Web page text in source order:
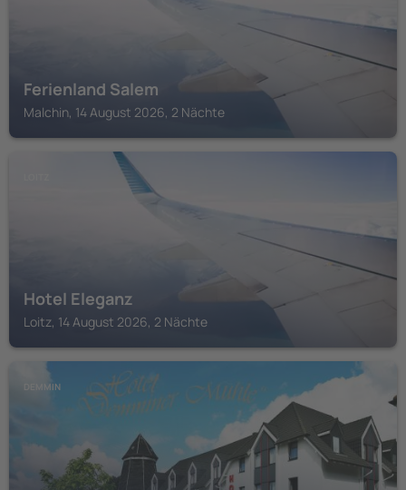
Ferienland Salem
Malchin, 14 August 2026, 2 Nächte
Hotel Eleganz
Loitz, 14 August 2026, 2 Nächte
DEMMIN